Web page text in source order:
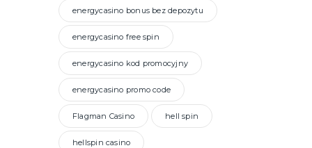
energycasino bonus bez depozytu
energycasino free spin
energycasino kod promocyjny
energycasino promo code
Flagman Casino hell spin
hellspin casino